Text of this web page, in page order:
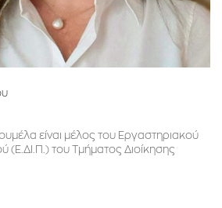
είναι μέλος του Εργαστηριακού
(Ε.ΔΙ.Π.) του Τμήματος Διοίκησης